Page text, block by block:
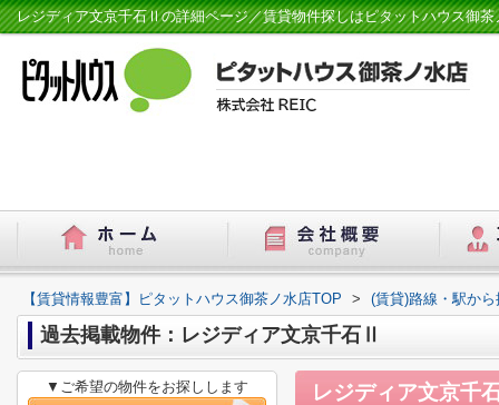
レジディア文京千石Ⅱの詳細ページ／賃貸物件探しはピタットハウス御茶
【賃貸情報豊富】ピタットハウス御茶ノ水店TOP > (賃貸)路線・駅から
過去掲載物件：レジディア文京千石Ⅱ
レジディア文京千
▼ご希望の物件をお探しします